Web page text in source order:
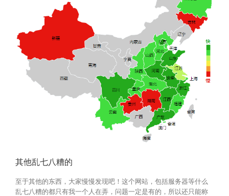
其他乱七八糟的
至于其他的东西，大家慢慢发现吧！这个网站，包括服务器等什么
乱七八糟的都只有我一个人在弄，问题一定是有的，所以还只能称